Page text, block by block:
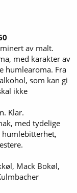
av malt.
med karakter av
humlearoma. Fra
som kan gi
ikke
Klar.
med tydelige
humlebitterhet,
Mack Bokøl,